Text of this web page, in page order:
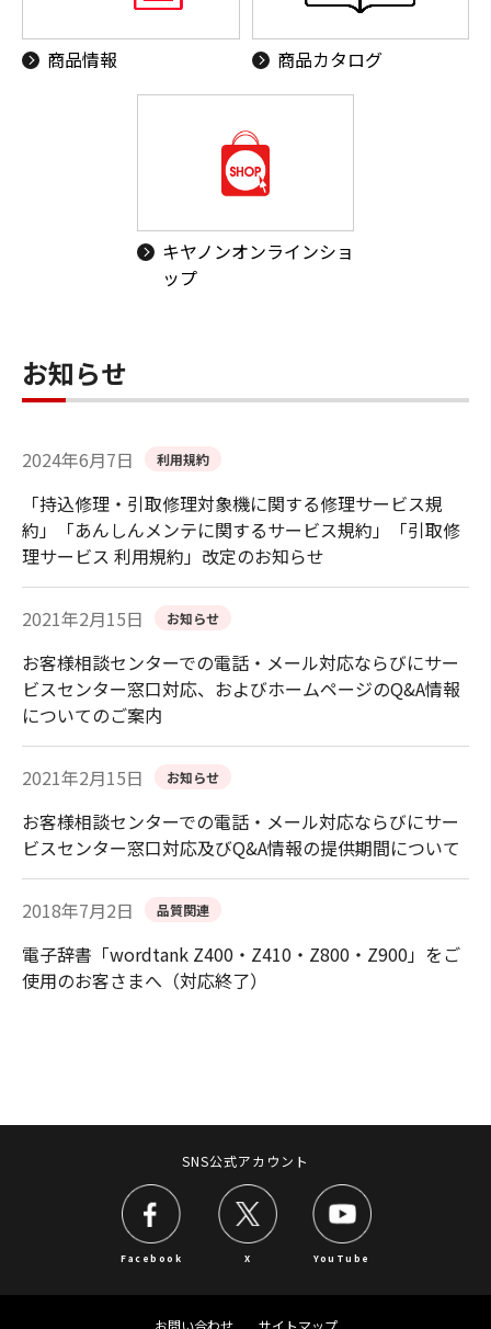
商品情報 商品カタログ
キヤノンオンラインショ
ップ
お知らせ
2024年6月7日 利用規約
「持込修理・引取修理対象機に関する修理サービス規
約」「あんしんメンテに関するサービス規約」「引取修
理サービス 利用規約」改定のお知らせ
2021年2月15日 お知らせ
お客様相談センターでの電話・メール対応ならびにサー
ビスセンター窓口対応、およびホームページのQ&A情報
についてのご案内
2021年2月15日 お知らせ
お客様相談センターでの電話・メール対応ならびにサー
ビスセンター窓口対応及びQ&A情報の提供期間について
2018年7月2日 品質関連
電子辞書「wordtank Z400・Z410・Z800・Z900」をご
使用のお客さまへ（対応終了）
SNS公式アカウント
Facebook X YouTube
お問い合わせ サイトマップ